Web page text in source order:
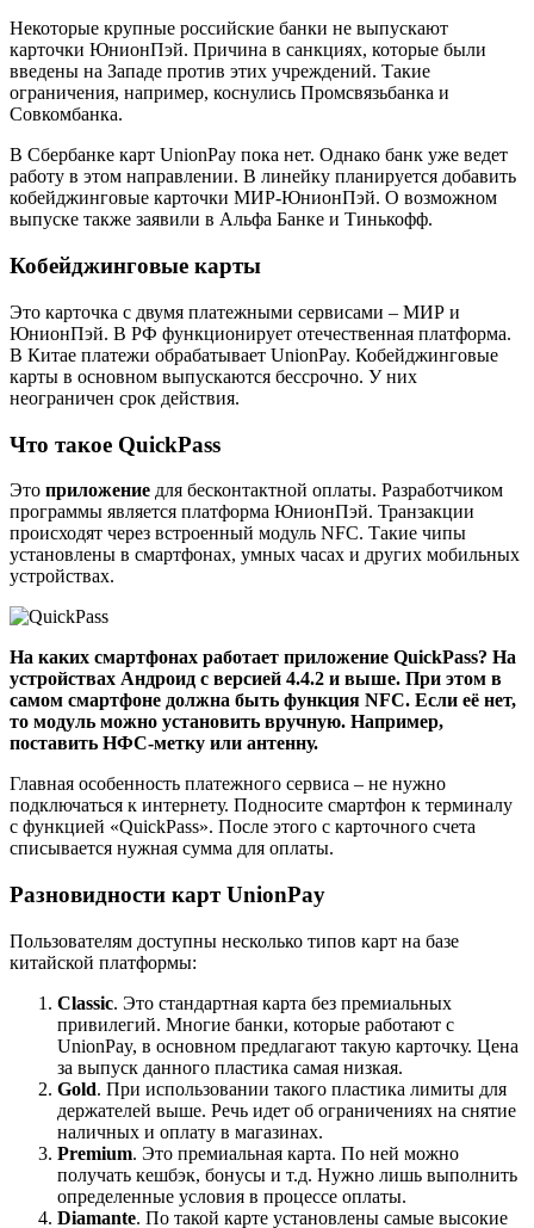
Некоторые крупные российские банки не выпускают
карточки ЮнионПэй. Причина в санкциях, которые были
введены на Западе против этих учреждений. Такие
ограничения, например, коснулись Промсвязьбанка и
Совкомбанка.
В Сбербанке карт UnionPay пока нет. Однако банк уже ведет
работу в этом направлении. В линейку планируется добавить
кобейджинговые карточки МИР-ЮнионПэй. О возможном
выпуске также заявили в Альфа Банке и Тинькофф.
Кобейджинговые карты
Это карточка с двумя платежными сервисами – МИР и
ЮнионПэй. В РФ функционирует отечественная платформа.
В Китае платежи обрабатывает UnionPay. Кобейджинговые
карты в основном выпускаются бессрочно. У них
неограничен срок действия.
Что такое QuickPass
Это приложение для бесконтактной оплаты. Разработчиком
программы является платформа ЮнионПэй. Транзакции
происходят через встроенный модуль NFC. Такие чипы
установлены в смартфонах, умных часах и других мобильных
устройствах.
На каких смартфонах работает приложение QuickPass? На
устройствах Андроид с версией 4.4.2 и выше. При этом в
самом смартфоне должна быть функция NFC. Если её нет,
то модуль можно установить вручную. Например,
поставить НФС-метку или антенну.
Главная особенность платежного сервиса – не нужно
подключаться к интернету. Подносите смартфон к терминалу
с функцией «QuickPass». После этого с карточного счета
списывается нужная сумма для оплаты.
Разновидности карт UnionPay
Пользователям доступны несколько типов карт на базе
китайской платформы:
Classic. Это стандартная карта без премиальных
привилегий. Многие банки, которые работают с
UnionPay, в основном предлагают такую карточку. Цена
за выпуск данного пластика самая низкая.
Gold. При использовании такого пластика лимиты для
держателей выше. Речь идет об ограничениях на снятие
наличных и оплату в магазинах.
Premium. Это премиальная карта. По ней можно
получать кешбэк, бонусы и т.д. Нужно лишь выполнить
определенные условия в процессе оплаты.
Diamante. По такой карте установлены самые высокие